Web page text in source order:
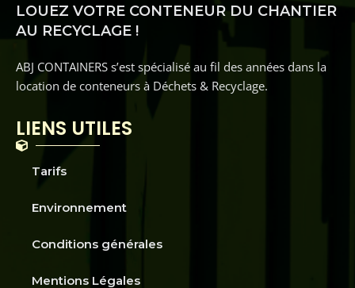
LOUEZ VOTRE CONTENEUR DU CHANTIER
AU RECYCLAGE !
ABJ CONTAINERS s’est spécialisé au fil des années dans la
location de conteneurs à Déchets & Recyclage.
LIENS UTILES
Tarifs
Environnement
Conditions générales
Mentions Légales